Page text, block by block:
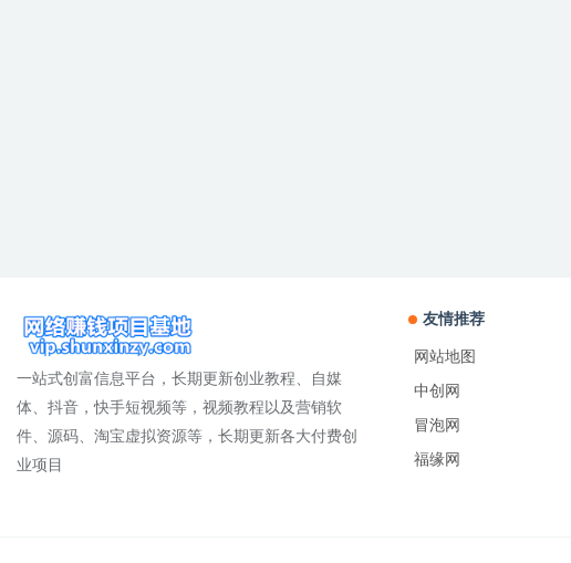
一站式创富信息平台，长期更新创业教程、自媒
体、抖音，快手短视频等，视频教程以及营销软
件、源码、淘宝虚拟资源等，长期更新各大付费创
业项目
友情推荐
网站地图
中创网
冒泡网
福缘网